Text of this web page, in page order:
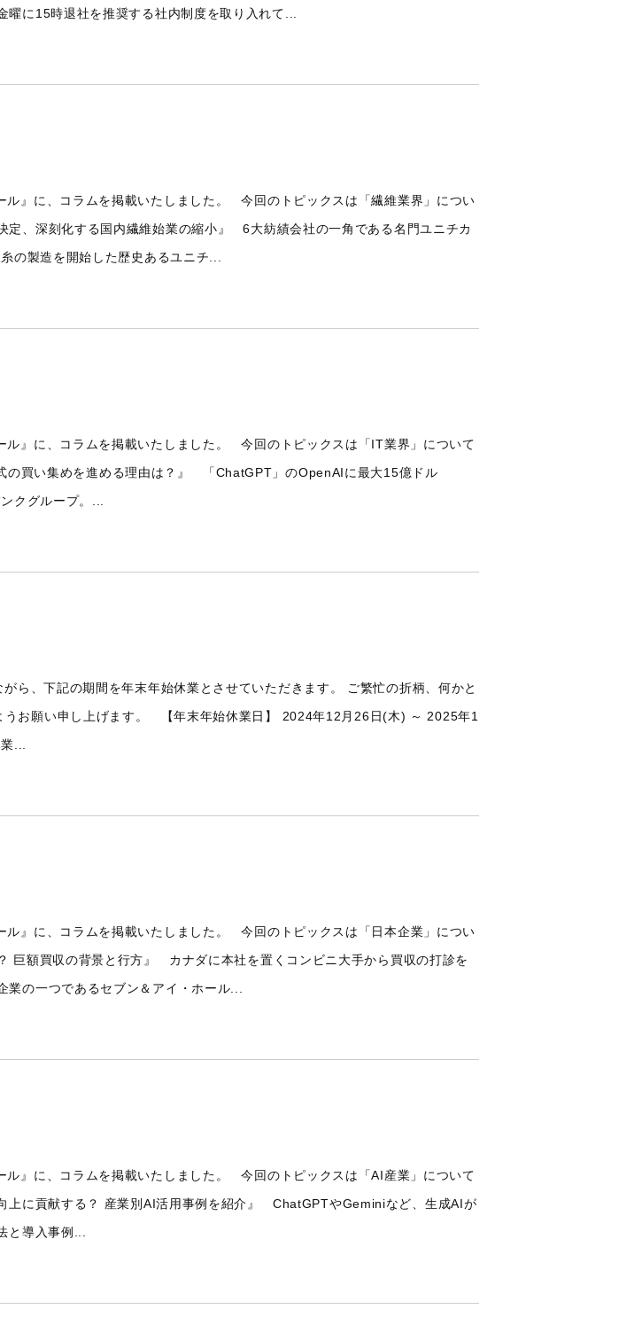
に15時退社を推奨する社内制度を取り入れて...
』に、コラムを掲載いたしました。 今回のトピックスは「繊維業界」につい
定、深刻化する国内繊維始業の縮小』 6大紡績会社の一角である名門ユニチカ
の製造を開始した歴史あるユニチ...
』に、コラムを掲載いたしました。 今回のトピックスは「IT業界」について
の買い集めを進める理由は？』 「ChatGPT」のOpenAIに最大15億ドル
クグループ。...
、下記の期間を年末年始休業とさせていただきます。 ご繁忙の折柄、何かと
うお願い申し上げます。 【年末年始休業日】 2024年12月26日(木) ～ 2025年1
...
』に、コラムを掲載いたしました。 今回のトピックスは「日本企業」につい
巨額買収の背景と行方』 カナダに本社を置くコンビニ大手から買収の打診を
の一つであるセブン＆アイ・ホール...
』に、コラムを掲載いたしました。 今回のトピックスは「AI産業」について
上に貢献する？ 産業別AI活用事例を紹介』 ChatGPTや‎Geminiなど、生成AIが
と導入事例...